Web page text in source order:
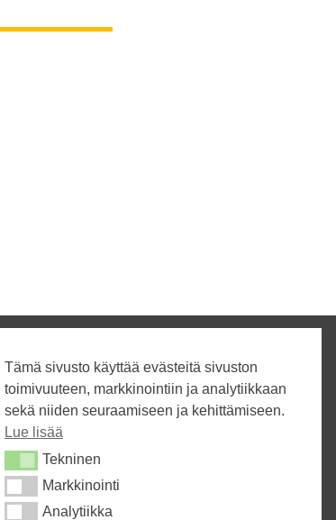
Tämä sivusto käyttää evästeitä sivuston
toimivuuteen, markkinointiin ja analytiikkaan
sekä niiden seuraamiseen ja kehittämiseen.
Lue lisää
TekninenTekninen
Markkinointi
Markkinointi
AnalytiikkaAnalytiikka